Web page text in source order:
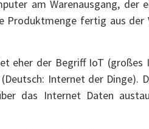
am Warenausgang, der
Produktmenge fertig aus der
eher der Begriff IoT (großes
Internet der Dinge).
das Internet Daten